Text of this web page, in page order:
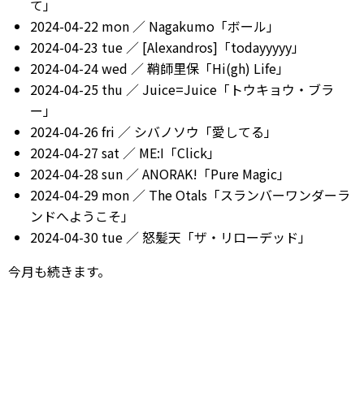
て」
2024-04-22 mon ／ Nagakumo「ボール」
2024-04-23 tue ／ [Alexandros]「todayyyyy」
2024-04-24 wed ／ 鞘師里保「Hi(gh) Life」
2024-04-25 thu ／ Juice=Juice「トウキョウ・ブラ
ー」
2024-04-26 fri ／ シバノソウ「愛してる」
2024-04-27 sat ／ ME:I「Click」
2024-04-28 sun ／ ANORAK!「Pure Magic」
2024-04-29 mon ／ The Otals「スランバーワンダーラ
ンドへようこそ」
2024-04-30 tue ／ 怒髪天「ザ・リローデッド」
今月も続きます。